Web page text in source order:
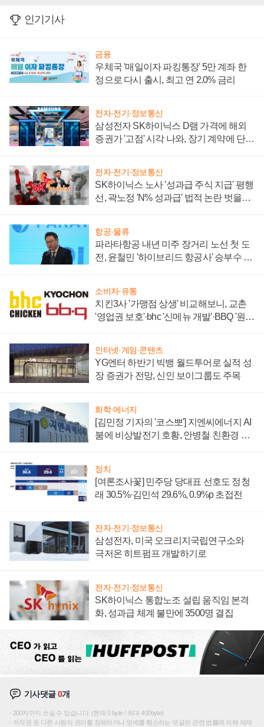
인기기사
금융
우체국 '매일이자 파킹통장' 5만 계좌 한
정으로 다시 출시, 최고 연 2.0% 금리
전자·전기·정보통신
삼성전자 SK하이닉스 D램 가격에 해외
증권가 '고점' 시각 나와, 장기 계약에 단점
전자·전기·정보통신
SK하이닉스 노사 '성과급 주식 지급' 평행
선, 곽노정 'N% 성과급' 법적 논란 벗을지
항공·물류
파라타항공 내년 미주 장거리 노선 첫 도
전, 윤철민 '하이브리드 항공사' 승부수 통
소비자·유통
치킨3사 '가맹점 상생' 비교해보니, 교촌
'영업권 보호'·bhc '신메뉴 개발'·BBQ '원가
인터넷·게임·콘텐츠
YG엔터 하반기 빅뱅 월드투어로 실적 성
장 증권가 전망, 신인 보이그룹도 주목
화학·에너지
[김민정 기자의 '코스뽀'] 지엔씨에너지 AI
붐에 비상발전기 호황, 안병철 친환경 에
정치
[여론조사꽃] 민주당 당대표 선호도 정청
래 30.5%·김민석 29.6%, 0.9%p 초접전
전자·전기·정보통신
삼성전자, 미국 오크리지국립연구소와
극저온 히트펌프 개발하기로
전자·전기·정보통신
SK하이닉스 통합노조 설립 움직임 본격
화, 성과급 체계 불만에 3500명 결집
기사댓글0개
200자까지 쓰실 수 있습니다. (현재 0 byte / 최대 400byte)
저작권 등 다른 사람의 권리를 침해하거나 명예를 훼손하는 댓글은 관련 법률에 의해 제재